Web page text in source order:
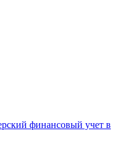
финансовый учет в